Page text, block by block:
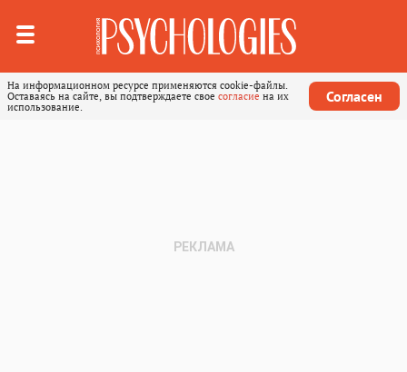
На информационном ресурсе применяются cookie-файлы.
Оставаясь на сайте, вы подтверждаете свое согласие на их
использование.
Согласен